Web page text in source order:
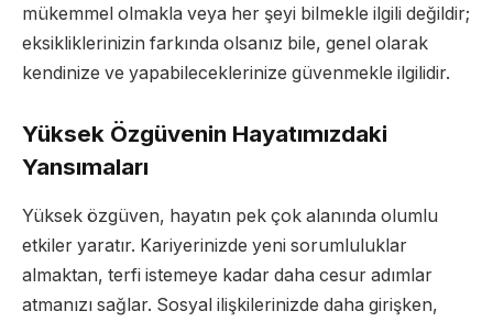
mükemmel olmakla veya her şeyi bilmekle ilgili değildir;
eksikliklerinizin farkında olsanız bile, genel olarak
kendinize ve yapabileceklerinize güvenmekle ilgilidir.
Yüksek Özgüvenin Hayatımızdaki
Yansımaları
Yüksek özgüven, hayatın pek çok alanında olumlu
etkiler yaratır. Kariyerinizde yeni sorumluluklar
almaktan, terfi istemeye kadar daha cesur adımlar
atmanızı sağlar. Sosyal ilişkilerinizde daha girişken,